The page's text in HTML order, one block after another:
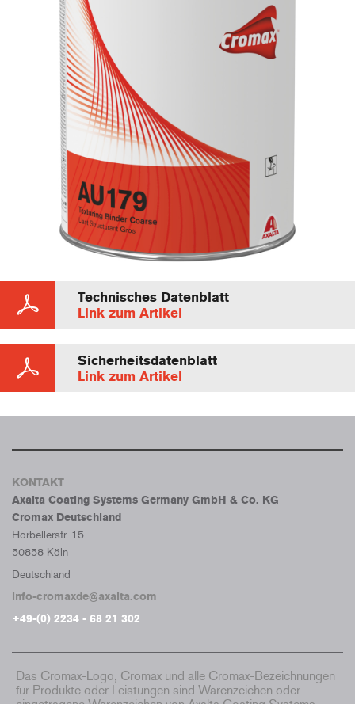
Technisches Datenblatt
Link zum Artikel
Sicherheitsdatenblatt
Link zum Artikel
KONTAKT
Axalta Coating Systems Germany GmbH & Co. KG
Cromax Deutschland
Horbellerstr. 15
50858 Köln
Deutschland
info-cromaxde@axalta.com
+49-(0) 2234 - 68 21 302
Das Cromax-Logo, Cromax und alle Cromax-Bezeichnungen
für Produkte oder Leistungen sind Warenzeichen oder